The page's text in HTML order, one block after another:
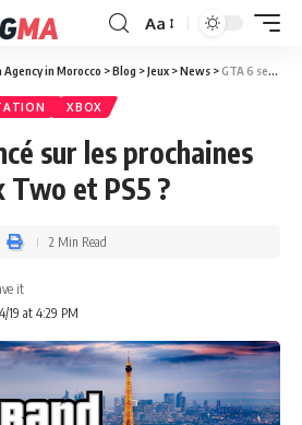
Aa
in Morocco >Blog >Jeux >News >GTA 6 sera lancé sur les prochaines consoles Xbox Two et PS5 ?
XBOX
sur les prochaines
Two et PS5 ?
19 at 4:29 PM
2 Min Read